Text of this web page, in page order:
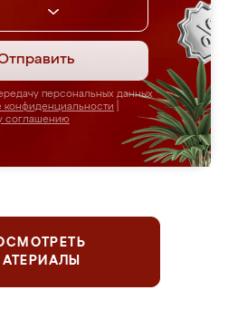
персональных данных
конфиденциальности
соглашению